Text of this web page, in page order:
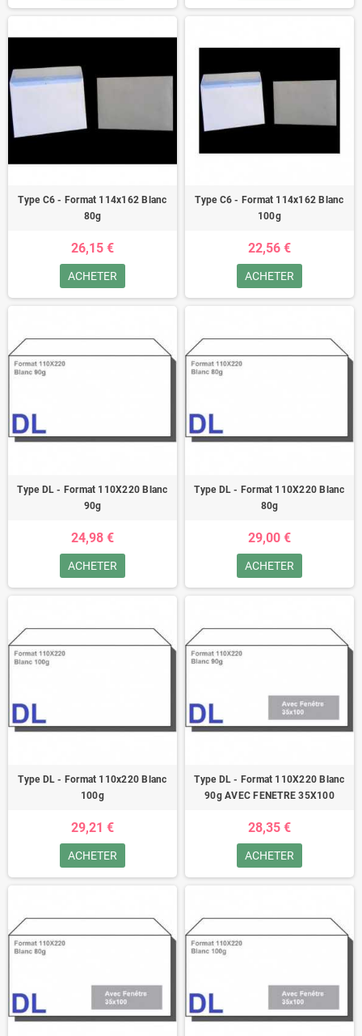
Type C6 - Format 114x162 Blanc
80g
26,15 €
ACHETER
Type C6 - Format 114x162 Blanc
100g
22,56 €
ACHETER
Type DL - Format 110X220 Blanc
90g
24,98 €
ACHETER
Type DL - Format 110X220 Blanc
80g
29,00 €
ACHETER
Type DL - Format 110x220 Blanc
100g
29,21 €
ACHETER
Type DL - Format 110X220 Blanc
90g AVEC FENETRE 35X100
28,35 €
ACHETER